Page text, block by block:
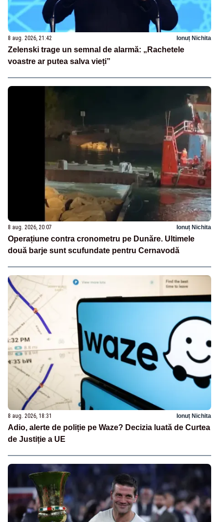
8 aug. 2026, 21:42 Ionuț Nichita
Zelenski trage un semnal de alarmă: „Rachetele
voastre ar putea salva vieți”
8 aug. 2026, 20:07 Ionuț Nichita
Operațiune contra cronometru pe Dunăre. Ultimele
două barje sunt scufundate pentru Cernavodă
8 aug. 2026, 18:31 Ionuț Nichita
Adio, alerte de poliție pe Waze? Decizia luată de Curtea
de Justiție a UE